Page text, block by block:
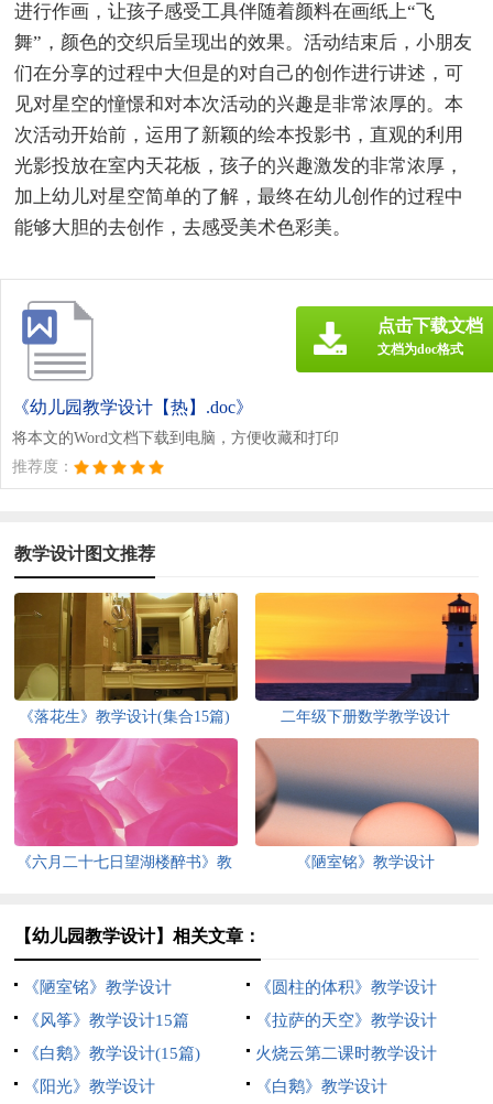
进行作画，让孩子感受工具伴随着颜料在画纸上“飞
舞”，颜色的交织后呈现出的效果。活动结束后，小朋友
们在分享的过程中大但是的对自己的创作进行讲述，可
见对星空的憧憬和对本次活动的兴趣是非常浓厚的。本
次活动开始前，运用了新颖的绘本投影书，直观的利用
光影投放在室内天花板，孩子的兴趣激发的非常浓厚，
加上幼儿对星空简单的了解，最终在幼儿创作的过程中
能够大胆的去创作，去感受美术色彩美。
《幼儿园教学设计【热】.doc》
将本文的Word文档下载到电脑，方便收藏和打印
推荐度：
点击下载文档
文档为doc格式
教学设计图文推荐
《落花生》教学设计(集合15篇) 二年级下册数学教学设计
《六月二十七日望湖楼醉书》教
《陋室铭》教学设计
【幼儿园教学设计】相关文章：
《陋室铭》教学设计
《圆柱的体积》教学设计
《风筝》教学设计15篇
《拉萨的天空》教学设计
《白鹅》教学设计(15篇)
火烧云第二课时教学设计
《阳光》教学设计
《白鹅》教学设计